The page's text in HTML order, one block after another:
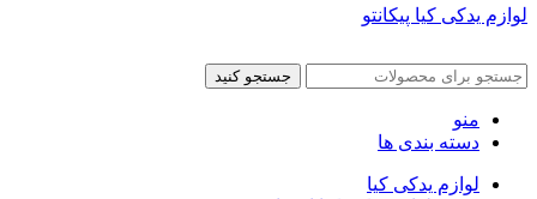
لوازم یدکی کیا پیکانتو
جستجو کنید
منو
دسته بندی ها
لوازم یدکی کیا